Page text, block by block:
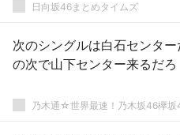
日向坂46まとめタイムズ
次のシングルは白石センタ
の次で山下センター来るだろ